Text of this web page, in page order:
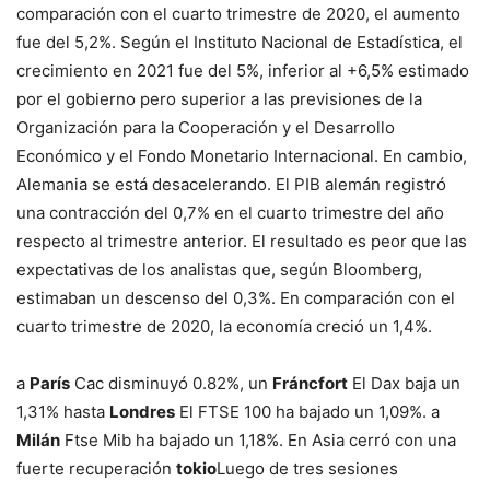
comparación con el cuarto trimestre de 2020, el aumento
fue del 5,2%. Según el Instituto Nacional de Estadística, el
crecimiento en 2021 fue del 5%, inferior al +6,5% estimado
por el gobierno pero superior a las previsiones de la
Organización para la Cooperación y el Desarrollo
Económico y el Fondo Monetario Internacional. En cambio,
Alemania se está desacelerando. El PIB alemán registró
una contracción del 0,7% en el cuarto trimestre del año
respecto al trimestre anterior. El resultado es peor que las
expectativas de los analistas que, según Bloomberg,
estimaban un descenso del 0,3%. En comparación con el
cuarto trimestre de 2020, la economía creció un 1,4%.
a París Cac disminuyó 0.82%, un Fráncfort El Dax baja un
1,31% hasta Londres El FTSE 100 ha bajado un 1,09%. a
Milán Ftse Mib ha bajado un 1,18%. En Asia cerró con una
fuerte recuperación tokioLuego de tres sesiones